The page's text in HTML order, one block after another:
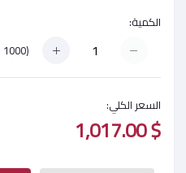
الكمية:
(
1000
السعر الكلي:
$ 1,017.00